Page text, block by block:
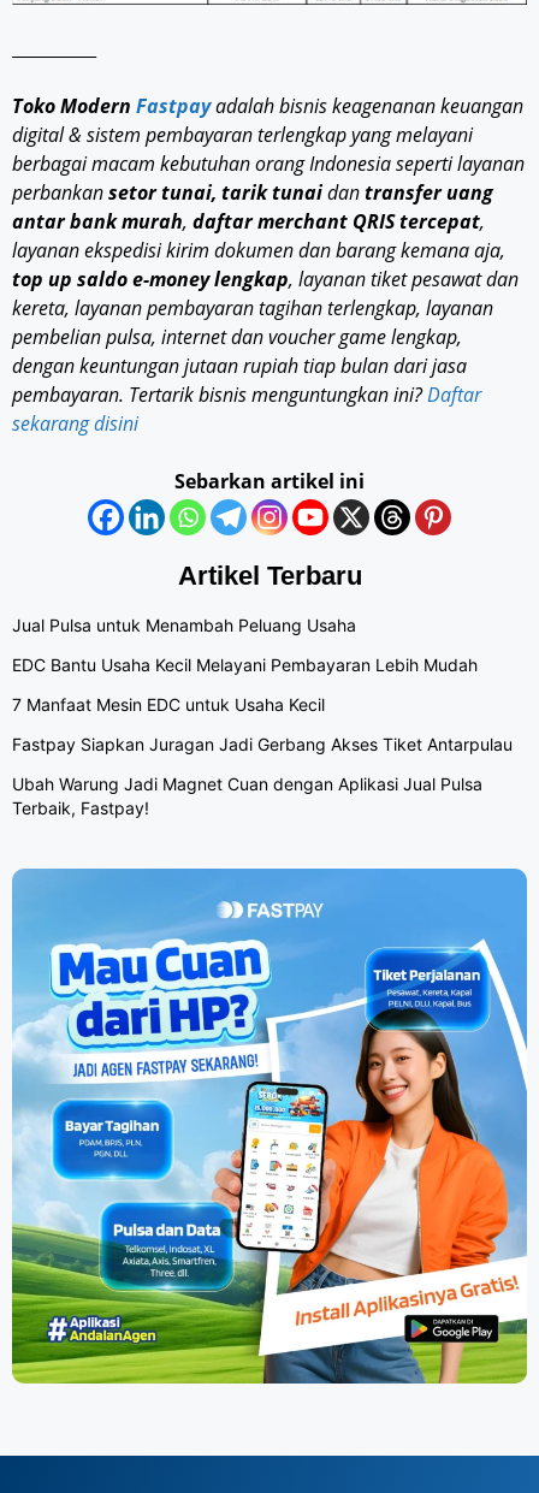
Toko Modern Fastpayadalah bisnis keagenanan keuangan
digital & sistem pembayaran terlengkap yang melayani
berbagai macam kebutuhan orang Indonesia seperti layanan
perbankansetor tunai, tarik tunaidantransfer uang
antar bank murah, daftar merchant QRIS tercepat,
layanan ekspedisi kirim dokumen dan barang kemana aja,
top up saldo e-money lengkap, layanan tiket pesawat dan
kereta, layanan pembayaran tagihan terlengkap, layanan
pembelian pulsa, internet dan voucher game lengkap,
dengan keuntungan jutaan rupiah tiap bulan dari jasa
pembayaran. Tertarik bisnis menguntungkan ini?Daftar
sekarang disini
Sebarkan artikel ini
Artikel Terbaru
Jual Pulsa untuk Menambah Peluang Usaha
EDC Bantu Usaha Kecil Melayani Pembayaran Lebih Mudah
7 Manfaat Mesin EDC untuk Usaha Kecil
Fastpay Siapkan Juragan Jadi Gerbang Akses Tiket Antarpulau
Ubah Warung Jadi Magnet Cuan dengan Aplikasi Jual Pulsa
Terbaik, Fastpay!